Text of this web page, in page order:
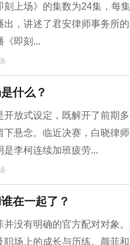
刻上场》的集数为24集，
，讲述了君安律师事务所
《即刻...
什么？
开放式设定，既解开了前期
下悬念。临近决赛，白晓律
李柯连续加班疲劳...
在一起了？
并没有明确的官方配对对象
场上的成长与历练。颜菲